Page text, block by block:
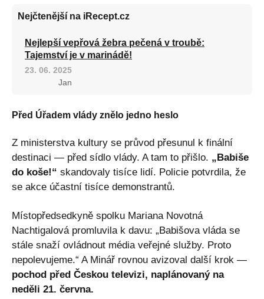
Nejčtenější na iRecept.cz
Nejlepší vepřová žebra pečená v troubě:
Tajemství je v marinádě!
23. 06. 2025
Jan
Před Úřadem vlády znělo jedno heslo
Z ministerstva kultury se průvod přesunul k finální
destinaci — před sídlo vlády. A tam to přišlo. „Babiše
do koše!“ skandovaly tisíce lidí. Policie potvrdila, že
se akce účastní tisíce demonstrantů.
Místopředsedkyně spolku Mariana Novotná
Nachtigalová promluvila k davu: „Babišova vláda se
stále snaží ovládnout média veřejné služby. Proto
nepolevujeme.“ A Minář rovnou avizoval další krok —
pochod před Českou televizi, naplánovaný na
neděli 21. června.